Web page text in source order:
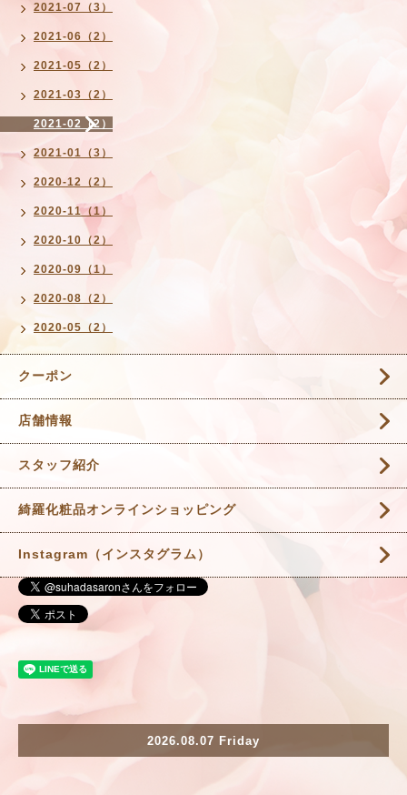
2021-07（3）
2021-06（2）
2021-05（2）
2021-03（2）
2021-02（2）
2021-01（3）
2020-12（2）
2020-11（1）
2020-10（2）
2020-09（1）
2020-08（2）
2020-05（2）
クーポン
店舗情報
スタッフ紹介
綺羅化粧品オンラインショッピング
Instagram（インスタグラム）
2026.08.07 Friday